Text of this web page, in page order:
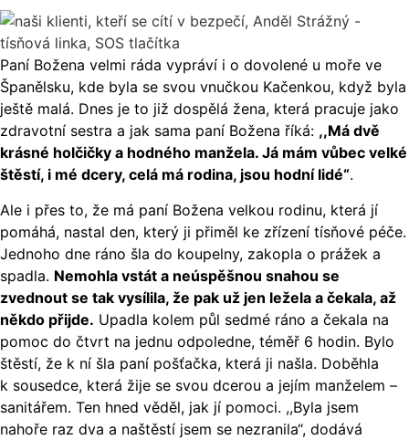
Paní Božena velmi ráda vypráví i o dovolené u moře ve
Španělsku, kde byla se svou vnučkou Kačenkou, když byla
ještě malá. Dnes je to již dospělá žena, která pracuje jako
zdravotní sestra a jak sama paní Božena říká: ,,Má dvě
krásné holčičky a hodného manžela. Já mám vůbec velké
štěstí, i mé dcery, celá má rodina, jsou hodní lidé“.
Ale i přes to, že má paní Božena velkou rodinu, která jí
pomáhá, nastal den, který ji přiměl ke zřízení tísňové péče.
Jednoho dne ráno šla do koupelny, zakopla o prážek a
spadla. Nemohla vstát a neúspěšnou snahou se
zvednout se tak vysílila, že pak už jen ležela a čekala, až
někdo přijde. Upadla kolem půl sedmé ráno a čekala na
pomoc do čtvrt na jednu odpoledne, téměř 6 hodin. Bylo
štěstí, že k ní šla paní pošťačka, která ji našla. Doběhla
k sousedce, která žije se svou dcerou a jejím manželem –
sanitářem. Ten hned věděl, jak jí pomoci. ,,Byla jsem
nahoře raz dva a naštěstí jsem se nezranila“, dodává